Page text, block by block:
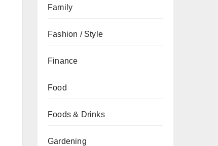
Family
Fashion / Style
Finance
Food
Foods & Drinks
Gardening